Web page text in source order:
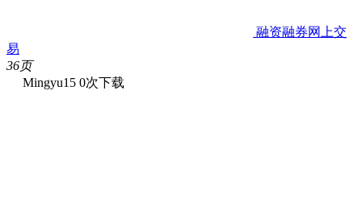
融资融券网上交
易
36页
Mingyu15 0次下载